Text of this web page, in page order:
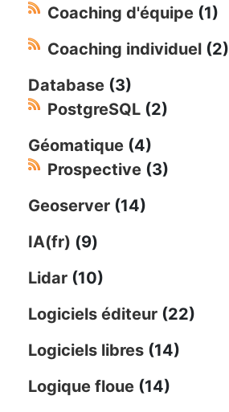
Coaching d'équipe (1)
Coaching individuel (2)
Database (3)
PostgreSQL (2)
Géomatique (4)
Prospective (3)
Geoserver (14)
IA(fr) (9)
Lidar (10)
Logiciels éditeur (22)
Logiciels libres (14)
Logique floue (14)